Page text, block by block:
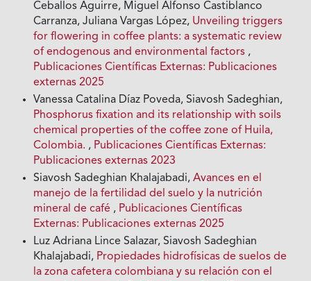
Ceballos Aguirre, Miguel Alfonso Castiblanco
Carranza, Juliana Vargas López, Unveiling triggers
for flowering in coffee plants: a systematic review
of endogenous and environmental factors ,
Publicaciones Científicas Externas: Publicaciones
externas 2025
Vanessa Catalina Díaz Poveda, Siavosh Sadeghian,
Phosphorus fixation and its relationship with soils
chemical properties of the coffee zone of Huila,
Colombia. , Publicaciones Científicas Externas:
Publicaciones externas 2023
Siavosh Sadeghian Khalajabadi,Avances en el
manejo de la fertilidad del suelo y la nutrición
mineral de café , Publicaciones Científicas
Externas: Publicaciones externas 2025
Luz Adriana Lince Salazar, Siavosh Sadeghian
Khalajabadi, Propiedades hidrofísicas de suelos de
la zona cafetera colombiana y su relación con el